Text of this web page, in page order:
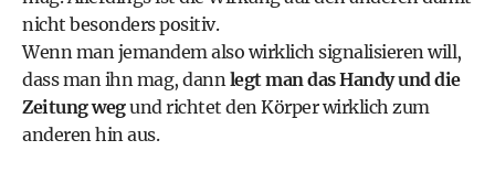
nicht besonders positiv.
Wenn man jemandem also wirklich signalisieren will,
dass man ihn mag, dannlegt man das Handy und die
Zeitung wegund richtet den Körper wirklich zum
anderen hin aus.